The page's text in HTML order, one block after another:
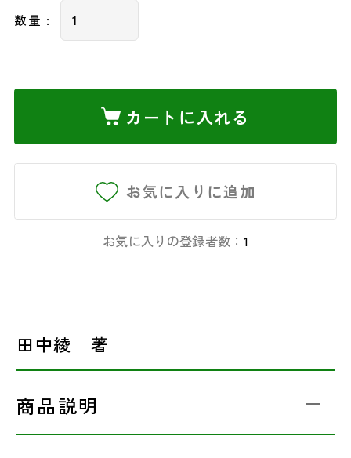
数量 :
カートに入れる
お気に入りに追加
お気に入りの登録者数： 1
田中綾 著
商品説明